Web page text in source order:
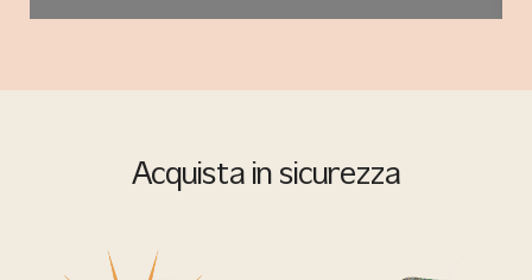
Acquista in sicurezza